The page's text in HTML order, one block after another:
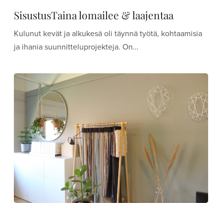
SisustusTaina lomailee & laajentaa
Kulunut kevät ja alkukesä oli täynnä työtä, kohtaamisia
ja ihania suunnitteluprojekteja. On…